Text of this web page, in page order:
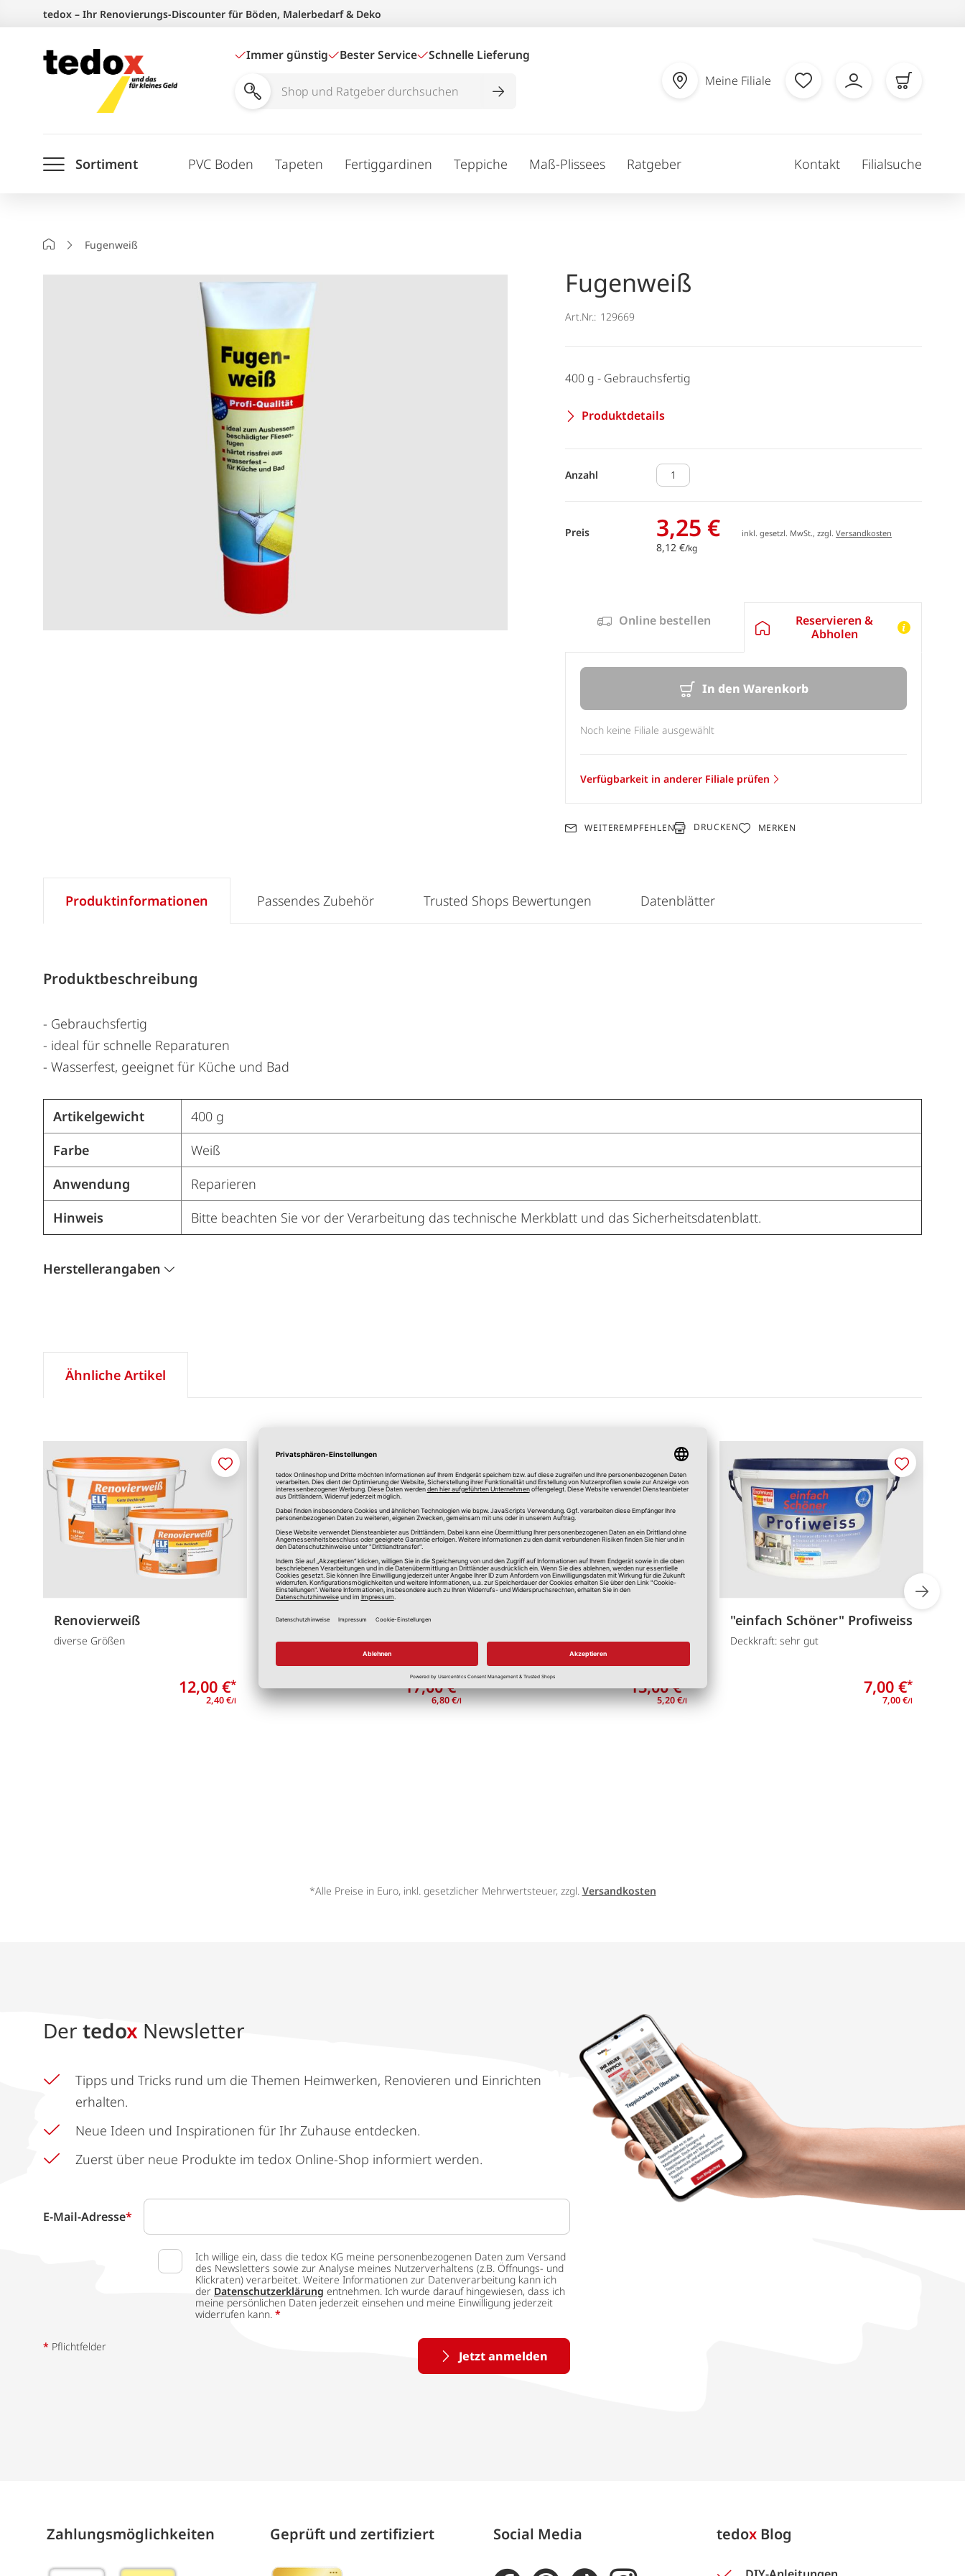
springen
tedox – Ihr Renovierungs-Discounter für Böden, Malerbedarf & Deko
Immer günstig Bester Service Schnelle Lieferung
Shop
durchsuchen
Meine Filiale
Sortiment PVC Boden Tapeten Fertiggardinen Teppiche Maß-Plissees Ratgeber Kontakt Filialsuche
StartseiteFugenweiß
Fugenweiß
Art.Nr.: 129669
400 g - Gebrauchsfertig
Produktdetails
Anzahl
Preis 3,25 €
8,12 €/kg
inkl. gesetzl. MwSt., zzgl.Versandkosten
Online bestellen
Reservieren &
Abholen
In den Warenkorb
Noch keine Filiale ausgewählt
Verfügbarkeit in anderer Filiale prüfen
WEITEREMPFEHLEN DRUCKEN MERKEN
Produktinformationen
Produktbeschreibung
- Gebrauchsfertig
- ideal für schnelle Reparaturen
- Wasserfest, geeignet für Küche und Bad
Artikelgewicht
400 g
Farbe
Weiß
Anwendung
Reparieren
Hinweis
Bitte beachten Sie vor der Verarbeitung das technische Merkblatt und das Sicherheitsdatenblatt.
Herstellerangaben
Passendes Zubehör Trusted Shops Bewertungen Datenblätter
Ähnliche Artikel
Renovierweiß
diverse Größen
12,00 €*
2,40 €/l
Merken
"einfach Schöner"
2,5 Liter, diverse Farbtöne
17,00 €
6,80 €/l
Merken
Atmungsaktiv und matt deckend
13,00 €
5,20 €/l
Merken
"einfach Schöner" Profiweiss
Deckkraft: sehr gut
7,00 €*
7,00 €/l
Merken
*Alle Preise in Euro, inkl. gesetzlicher Mehrwertsteuer, zzgl. Versandkosten
Der tedox Newsletter
Tipps und Tricks rund um die Themen Heimwerken, Renovieren und Einrichten
erhalten.
Neue Ideen und Inspirationen für Ihr Zuhause entdecken.
Zuerst über neue Produkte im tedox Online-Shop informiert werden.
E-Mail-Adresse*
Ich willige ein, dass die tedox KG meine personenbezogenen Daten zum Versand
des Newsletters sowie zur Analyse meines Nutzerverhaltens (z.B. Öffnungs- und
Klickraten) verarbeitet. Weitere Informationen zur Datenverarbeitung kann ich
der Datenschutzerklärung entnehmen. Ich wurde darauf hingewiesen, dass ich
meine persönlichen Daten jederzeit einsehen und meine Einwilligung jederzeit
widerrufen kann. *
Jetzt anmelden
* Pflichtfelder
Zahlungs­möglich­keiten Geprüft und zertifiziert Social Media tedox Blog